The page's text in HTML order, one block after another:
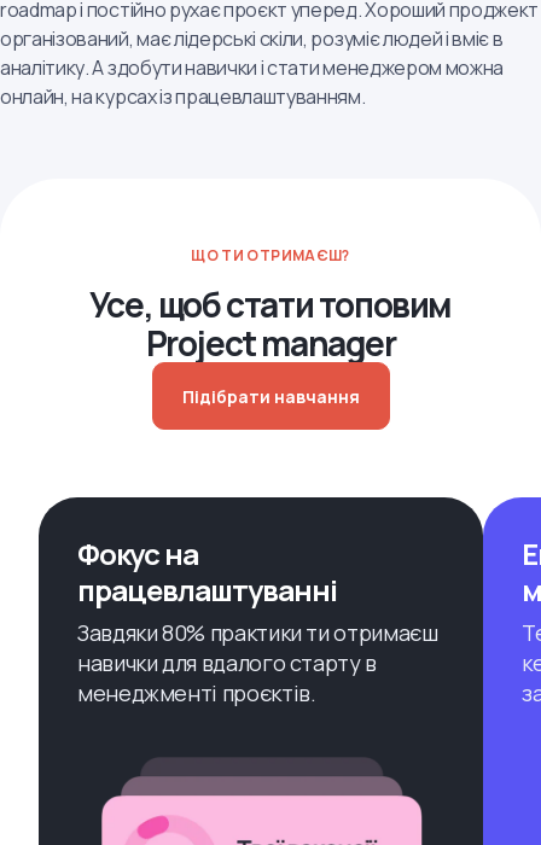
roadmap і постійно рухає проєкт уперед. Хороший проджект
організований, має лідерські скіли, розуміє людей і вміє в
аналітику. А здобути навички і стати менеджером можна
онлайн, на курсах із працевлаштуванням.
ЩО ТИ ОТРИМАЄШ?
Усе, щоб стати топовим
Project manager
Підібрати навчання
Фокус на
працевлаштуванні
Завдяки 80% практики ти отримаєш
навички для вдалого старту в
менеджменті проєктів.